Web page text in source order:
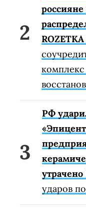
ROZETKA
РФ
утрачено
ударов